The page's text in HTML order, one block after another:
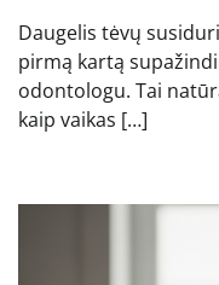
Daugelis tėvų
pirmą kartą
odontologu. Tai
kaip vaikas […]